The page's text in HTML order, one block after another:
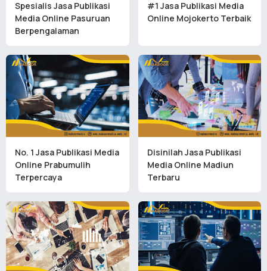
Spesialis Jasa Publikasi
Media Online Pasuruan
Berpengalaman
#1 Jasa Publikasi Media
Online Mojokerto Terbaik
No. 1 Jasa Publikasi Media
Online Prabumulih
Terpercaya
Disinilah Jasa Publikasi
Media Online Madiun
Terbaru